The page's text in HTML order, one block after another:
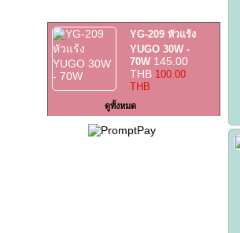
YG-209 หัวแร้ง
YUGO 30W -
70W 145.00
THB 100.00
THB
ดูทั้งหมด